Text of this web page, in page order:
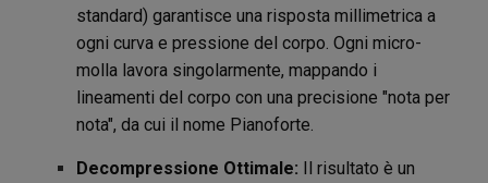
standard) garantisce una risposta millimetrica a
ogni curva e pressione del corpo. Ogni micro-
molla lavora singolarmente, mappando i
lineamenti del corpo con una precisione "nota per
nota", da cui il nome Pianoforte.
Decompressione Ottimale: Il risultato è un